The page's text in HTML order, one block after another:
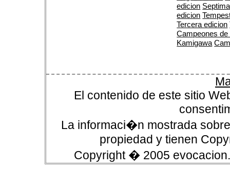
edicion
edicion
Tercera edicion
Campeones
Kamigawa
El contenido de este sitio
La informaci�n mostrada
propiedad y tienen
Copyright � 2005